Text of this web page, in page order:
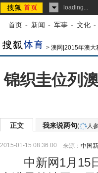
loading...
首页 - 新闻 - 军事 - 文化 -
> 澳网|2015年澳大
锦织圭位列
正文 我来说两句( 人
2015-01-15 08:36:00 来源： 中国
中新网1月15日